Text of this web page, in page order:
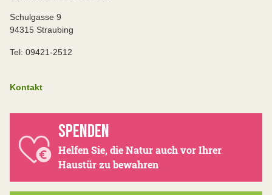
Schulgasse 9
94315 Straubing
Tel: 09421-2512
Kontakt
SPENDEN
Helfen Sie, die Natur auch vor Ihrer
Haustür zu bewahren